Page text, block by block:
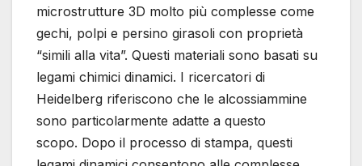
microstrutture 3D molto più complesse come
gechi, polpi e persino girasoli con proprietà
“simili alla vita”. Questi materiali sono basati su
legami chimici dinamici. I ricercatori di
Heidelberg riferiscono che le alcossiammine
sono particolarmente adatte a questo
scopo. Dopo il processo di stampa, questi